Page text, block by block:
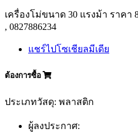
เครื่องโม่ขนาด 30 แรงม้า ราคา
, 0827886234
แชร์ไปโซเชียลมีเดีย
ต้องการซื้อ
ประเภทวัสดุ: พลาสติก
ผู้ลงประกาศ: